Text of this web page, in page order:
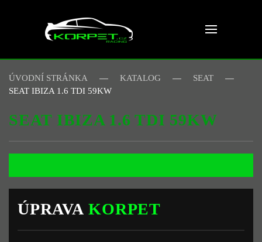
Skip to main content
ÚVODNÍ STRÁNKA KATALOG
SEAT
SEAT IBIZA 1.6 TDI 59KW
SEAT IBIZA 1.6 TDI 59KW
ÚPRAVAKORPET